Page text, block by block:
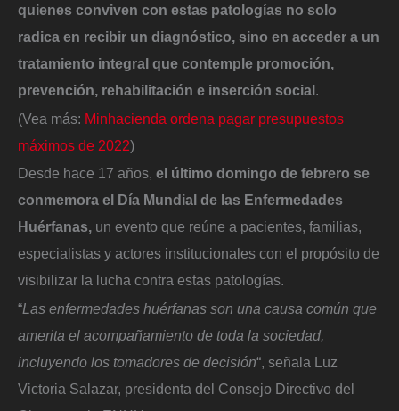
quienes conviven con estas patologías no solo
radica en recibir un diagnóstico, sino en acceder a un
tratamiento integral que contemple promoción,
prevención, rehabilitación e inserción social.
(Vea más: Minhacienda ordena pagar presupuestos
máximos de 2022)
Desde hace 17 años, el último domingo de febrero se
conmemora el Día Mundial de las Enfermedades
Huérfanas, un evento que reúne a pacientes, familias,
especialistas y actores institucionales con el propósito de
visibilizar la lucha contra estas patologías.
“Las enfermedades huérfanas son una causa común que
amerita el acompañamiento de toda la sociedad,
incluyendo los tomadores de decisión“, señala Luz
Victoria Salazar, presidenta del Consejo Directivo del